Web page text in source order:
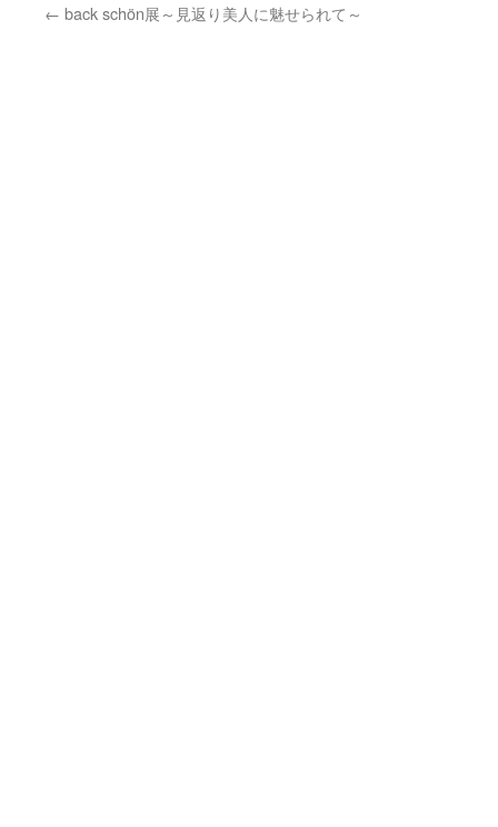
← back schön展～見返り美人に魅せられて～